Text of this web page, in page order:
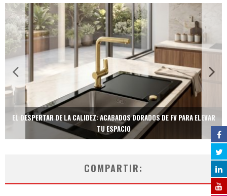
EL DESPERTAR DE LA CALIDEZ: ACABADOS DORADOS DE FV PARA ELEVAR
TU ESPACIO
COMPARTIR: